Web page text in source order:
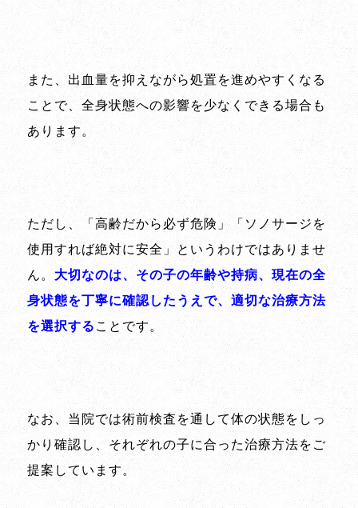
また、出血量を抑えながら処置を進めやすくなる
ことで、全身状態への影響を少なくできる場合も
あります。
ただし、「高齢だから必ず危険」「ソノサージを
使用すれば絶対に安全」というわけではありませ
ん。 大切なのは、その子の年齢や持病、現在の全
身状態を丁寧に確認したうえで、適切な治療方法
を選択する ことです。
なお、当院では術前検査を通して体の状態をしっ
かり確認し、それぞれの子に合った治療方法をご
提案しています。